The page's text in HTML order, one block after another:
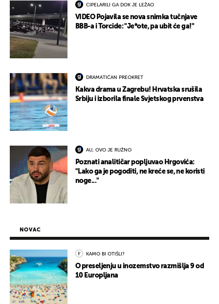
CIPELARILI GA DOK JE LEŽAO
VIDEO Pojavila se nova snimka tučnjave
BBB-a i Torcide: "Je*ote, pa ubit će ga!"
DRAMATIČAN PREOKRET
Kakva drama u Zagrebu! Hrvatska srušila
Srbiju i izborila finale Svjetskog prvenstva
AU, OVO JE RUŽNO
Poznati analitičar popljuvao Hrgovića:
"Lako ga je pogoditi, ne kreće se, ne koristi
noge..."
NOVAC
KAMO BI OTIŠLI?
O preseljenju u inozemstvo razmišlja 9 od
10 Europljana